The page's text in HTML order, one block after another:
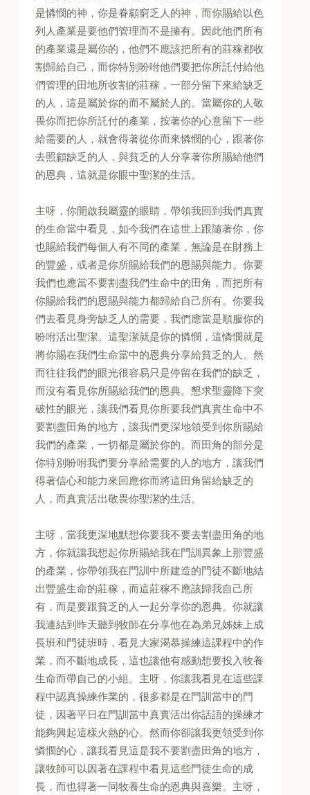
是憐憫的神，你是眷顧窮乏人的神，而你賜給以色
列人產業是要他們管理而不是擁有。因此他們所有
的產業還是屬你的，他們不應該把所有的莊稼都收
割歸給自己，而你特別吩咐他們要把你所託付給他
們管理的田地所收割的莊稼，一部分留下來給缺乏
的人，這是屬於你的而不屬於人的。當屬你的人敬
畏你而把你所託付的產業，按著你的心意留下一些
給需要的人，就會得著從你而來憐憫的心，跟著你
去照顧缺乏的人，與貧乏的人分享著你所賜給他們
的恩典，這就是你眼中聖潔的生活。
主呀，你開啟我屬靈的眼睛，帶領我回到我們真實
的生命當中看見，如今我們在這世上跟隨著你，你
也賜給我們每個人有不同的產業，無論是在財務上
的豐盛，或者是你所賜給我們的恩賜與能力。你要
我們也應當不要割盡我們生命中的田角，而把所有
你賜給我們的恩賜與能力都歸給自己所有。你要我
們去看見身旁缺乏人的需要，我們應當是順服你的
吩咐活出聖潔。這聖潔就是你的憐憫，這憐憫就是
將你賜在我們生命當中的恩典分享給貧乏的人。然
而往往我們的眼光很容易只是停留在我們的缺乏，
而沒有看見你所賜給我們的恩典。懇求聖靈降下突
破性的眼光，讓我們看見你所要我們真實生命中不
要割盡田角的地方，讓我們更深地領受到你所賜給
我們的產業，一切都是屬於你的。而田角的部分是
你特別吩咐我們要分享給需要的人的地方，讓我們
得著信心和能力來回應你而將這田角留給缺乏的
人，而真實活出敬畏你聖潔的生活。
主呀，當我更深地默想你要我不要去割盡田角的地
方，你就讓我想起你所賜給我在門訓異象上那豐盛
的產業，你帶領我在門訓中所建造的門徒不斷地結
出豐盛生命的莊稼，而這莊稼不應該歸我自己所
有，而是要跟貧乏的人一起分享你的恩典。你就讓
我連結到昨天聽到牧師在分享他在為弟兄姊妹上成
長班和門徒班時，看見大家渴慕操練這課程中的作
業，而不斷地成長，這也讓他有感動想要投入牧養
生命而帶自己的小組。主呀，你讓我看見在這些課
程中認真操練作業的，很多都是在門訓當中的門
徒，因著平日在門訓當中真實活出你話語的操練才
能夠興起這樣火熱的心。然而你卻讓我更領受到你
憐憫的心，讓我看見這是我不要割盡田角的地方，
讓牧師可以因著在課程中看見這些門徒生命的成
長，而也得著一同牧養生命的恩典與喜樂。主呀，